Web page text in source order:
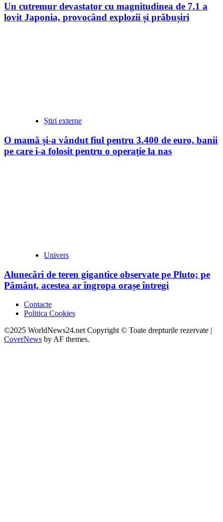
Un cutremur devastator cu magnitudinea de 7.1 a
lovit Japonia, provocând explozii și prăbușiri
Știri externe
O mamă și-a vândut fiul pentru 3.400 de euro, banii
pe care i-a folosit pentru o operație la nas
Univers
Alunecări de teren gigantice observate pe Pluto; pe
Pământ, acestea ar îngropa orașe întregi
Contacte
Politica Cookies
©2025 WorldNews24.net Copyright © Toate drepturile rezervate |
CoverNews by AF themes.